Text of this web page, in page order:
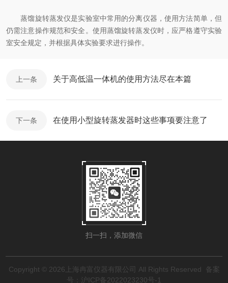
蒸馏旋转蒸发仪是实验室中常用的分离仪器，使用方法简单，但
仍需注意操作规范和安全。使用蒸馏旋转蒸发仪时，应严格遵守实验
室安全规定，并根据具体实验要求进行操作。
上一条 关于高低温一体机的使用方法尽在本篇
下一条 在使用小型旋转蒸发器时这些事项要注意了
扫一扫，添加微信
Copyright © 2026上海冉富仪器有限公司 All Rights Reserved
备案
号：沪ICP备2022023230号-1